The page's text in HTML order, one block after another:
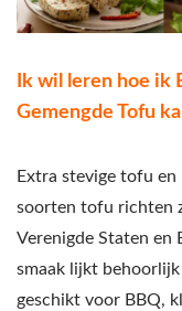
Ik wil leren hoe ik
Gemengde Tofu
Extra stevige tofu
soorten tofu richten
Verenigde Staten en
smaak lijkt behoorlijk
geschikt voor BBQ,